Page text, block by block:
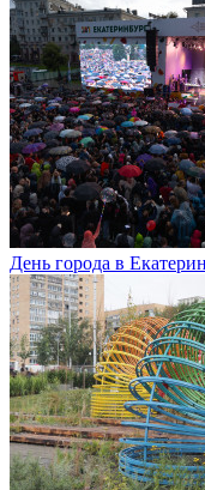
День города в